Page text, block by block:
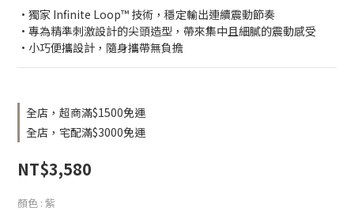
·獨家 Infinite Loop™ 技術，穩定輸出連續震動節奏
·專為精準刺激設計的尖頭造型，帶來集中且細膩的震動感受
·小巧便攜設計，隨身攜帶無負擔
全店，超商滿$1500免運
全店，宅配滿$3000免運
NT$3,580
顏色 : 紫